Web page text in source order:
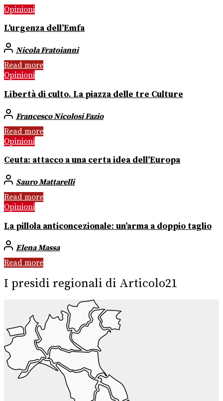
Opinioni
L’urgenza dell’Emfa
Nicola Fratoianni
Read more
Opinioni
Libertà di culto. La piazza delle tre Culture
Francesco Nicolosi Fazio
Read more
Opinioni
Ceuta: attacco a una certa idea dell’Europa
Sauro Mattarelli
Read more
Opinioni
La pillola anticoncezionale: un’arma a doppio taglio
Elena Massa
Read more
I presidi regionali di Articolo21